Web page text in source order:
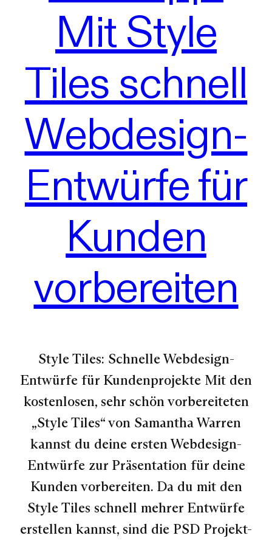
Mit Style
Tiles schnell
Webdesign-
Entwürfe für
Kunden
vorbereiten
Style Tiles: Schnelle Webdesign-
Entwürfe für Kundenprojekte Mit den
kostenlosen, sehr schön vorbereiteten
„Style Tiles“ von Samantha Warren
kannst du deine ersten Webdesign-
Entwürfe zur Präsentation für deine
Kunden vorbereiten. Da du mit den
Style Tiles schnell mehrer Entwürfe
erstellen kannst, sind die PSD Projekt-